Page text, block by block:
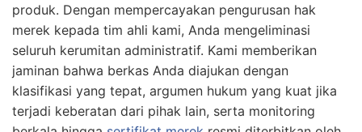
produk. Dengan mempercayakan pengurusan hak
merek kepada tim ahli kami, Anda mengeliminasi
seluruh kerumitan administratif. Kami memberikan
jaminan bahwa berkas Anda diajukan dengan
klasifikasi yang tepat, argumen hukum yang kuat jika
terjadi keberatan dari pihak lain, serta monitoring